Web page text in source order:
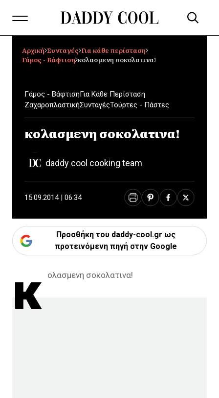
Αρχική Συνταγές Για κάθε περίσταση
Γάμος - Βάφτιση κολασμενη σοκολατινα!
Γάμος - ΒάφτισηΓια Κάθε Περίσταση
ΖαχαροπλαστικήΣυνταγέςΤούρτες - Πάστες
κολασμενη σοκολατινα!
daddy cool cooking team
15.09.2014 | 06:34
Προσθήκη του daddy-cool.gr ως
προτεινόμενη πηγή στην Google
κ ολασμενη σοκολατινα!